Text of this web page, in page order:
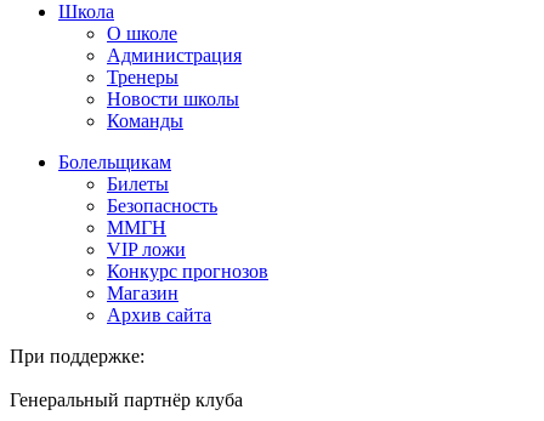
Школа
О школе
Администрация
Тренеры
Новости школы
Команды
Болельщикам
Билеты
Безопасность
ММГН
VIP ложи
Конкурс прогнозов
Магазин
Архив сайта
При поддержке:
Генеральный партнёр клуба